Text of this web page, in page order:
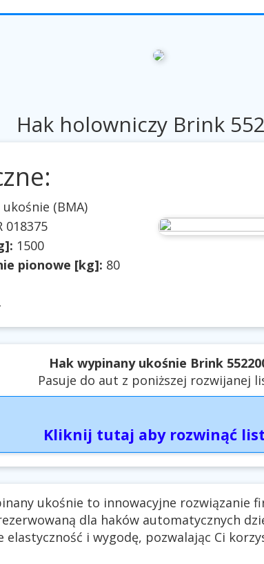
Hak holowniczy Brink
(BMA)
018375
1500
pionowe [kg]: 80
Hak wypinany ukośnie Brink
Pasuje do aut z poniższej rozwijanej
Kliknij tutaj aby rozwinąć
ukośnie to innowacyjne rozwiązanie
dla haków automatycznych
elastyczność i wygodę, pozwalając Ci